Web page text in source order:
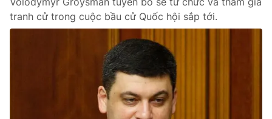
tranh cử trong cuộc bầu cử Quốc hội sắp tới.